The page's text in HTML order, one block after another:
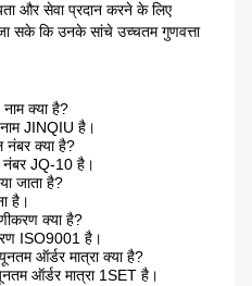
और सेवा प्रदान करने के लिए
जा सके कि उनके सांचे उच्चतम गुणवत्ता
नाम क्या है?
नाम JINQIU है।
नंबर क्या है?
नंबर JQ-10 है।
जाता है?
है।
क्या है?
ISO9001 है।
ऑर्डर मात्रा क्या है?
ऑर्डर मात्रा 1SET है।